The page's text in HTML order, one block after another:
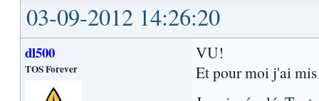
03-09-2012 14:26:20
dl500
TOS Forever
VU!
Et pour moi j'ai